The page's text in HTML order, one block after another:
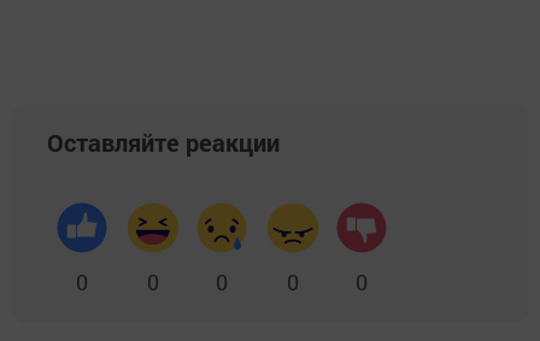
Оставляйте реакции
0 0 0 0 0